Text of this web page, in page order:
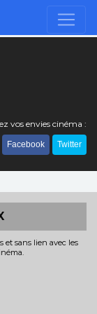
vos envies cinéma :
Facebook Twitter
sans lien avec les